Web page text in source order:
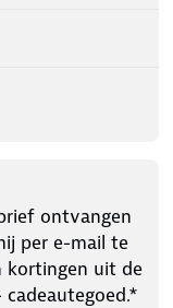
ontvangen
per e-mail te
kortingen uit de